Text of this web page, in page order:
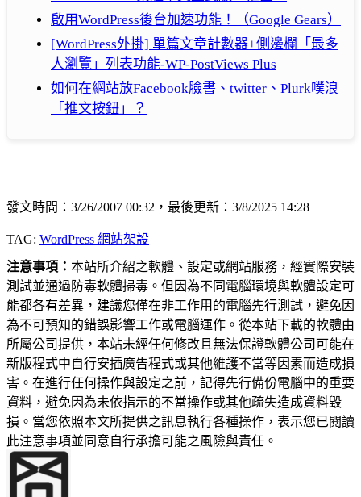
啟用WordPress後台加速功能！（Google Gears）
[WordPress外掛] 單篇文章計數器+側邊欄「最多
人瀏覽」列表功能-WP-PostViews Plus
如何在網站放Facebook臉書、twitter、Plurk噗浪
「推文按鈕」？
發文時間：3/26/2007 00:32，最後更新：3/8/2025 14:28
TAG: WordPress 網站架設
注意事項： 本站所介紹之軟體、設定或網站服務，經實際安裝
測試並通過防毒軟體掃毒。但因為不同電腦環境與軟體設定可
能都各有差異，建議您僅在非工作用的電腦先行測試，避免因
為不可預知的錯誤影響工作或電腦運作。從本站下載的軟體由
所屬公司提供，本站未經任何修改且無法保證軟體公司可能在
新版程式中自行安插廣告程式或其他維護不當等因素而造成損
害。在進行任何操作與設定之前，記得先行備份電腦中的重要
資料，避免因為未依指示的不當操作或其他疏失造成資料毀
損。當您依照本文所提供之訊息執行各種操作，表示您已閱讀
此注意事項並同意自行承擔可能之風險與責任。